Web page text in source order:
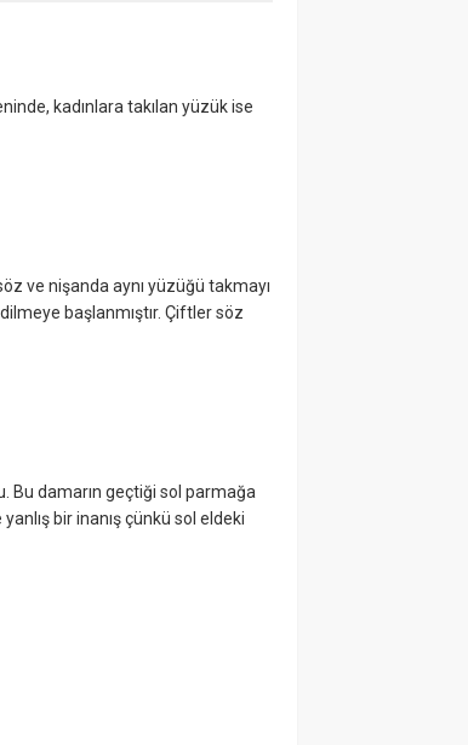
kadınlara takılan yüzük ise
ve nişanda aynı yüzüğü takmayı
başlanmıştır. Çiftler söz
Bu damarın geçtiği sol parmağa
bir inanış çünkü sol eldeki